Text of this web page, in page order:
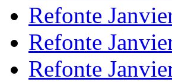
Refonte
Refonte
Refonte